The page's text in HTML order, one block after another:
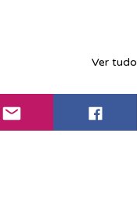
Ver tudo